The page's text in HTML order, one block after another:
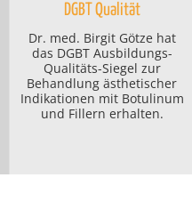
DGBT Qualität
Dr. med. Birgit Götze hat
das DGBT Ausbildungs-
Qualitäts-Siegel zur
Behandlung ästhetischer
Indikationen mit Botulinum
und Fillern erhalten.